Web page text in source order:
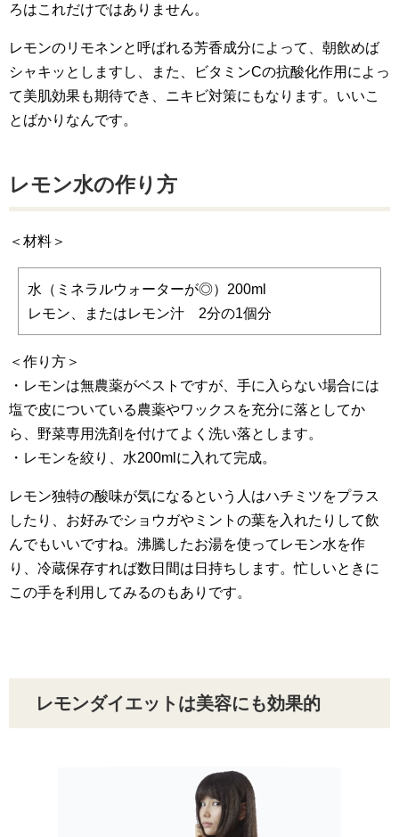
ろはこれだけではありません。
レモンのリモネンと呼ばれる芳香成分によって、朝飲めば
シャキッとしますし、また、ビタミンCの抗酸化作用によっ
て美肌効果も期待でき、ニキビ対策にもなります。いいこ
とばかりなんです。
レモン水の作り方
＜材料＞
水（ミネラルウォーターが◎）200ml
レモン、またはレモン汁 2分の1個分
＜作り方＞
・レモンは無農薬がベストですが、手に入らない場合には
塩で皮についている農薬やワックスを充分に落としてか
ら、野菜専用洗剤を付けてよく洗い落とします。
・レモンを絞り、水200mlに入れて完成。
レモン独特の酸味が気になるという人はハチミツをプラス
したり、お好みでショウガやミントの葉を入れたりして飲
んでもいいですね。沸騰したお湯を使ってレモン水を作
り、冷蔵保存すれば数日間は日持ちします。忙しいときに
この手を利用してみるのもありです。
レモンダイエットは美容にも効果的